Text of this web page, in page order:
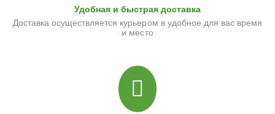
Удобная и быстрая доставка
Доставка осуществляется курьером в удобное для вас время
и место